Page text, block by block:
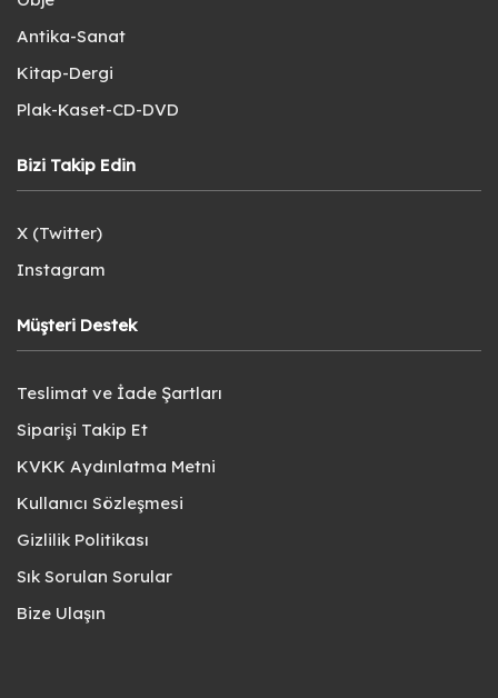
Antika-Sanat
Kitap-Dergi
Plak-Kaset-CD-DVD
Bizi Takip Edin
X (Twitter)
Instagram
Müşteri Destek
Teslimat ve İade Şartları
Siparişi Takip Et
KVKK Aydınlatma Metni
Kullanıcı Sözleşmesi
Gizlilik Politikası
Sık Sorulan Sorular
Bize Ulaşın